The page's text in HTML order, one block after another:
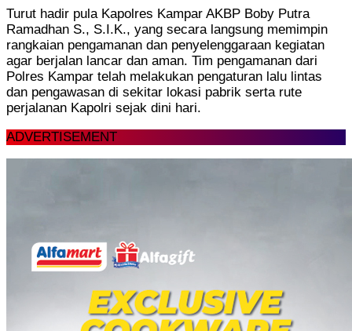
Turut hadir pula Kapolres Kampar AKBP Boby Putra
Ramadhan S., S.I.K., yang secara langsung memimpin
rangkaian pengamanan dan penyelenggaraan kegiatan
agar berjalan lancar dan aman. Tim pengamanan dari
Polres Kampar telah melakukan pengaturan lalu lintas
dan pengawasan di sekitar lokasi pabrik serta rute
perjalanan Kapolri sejak dini hari.
ADVERTISEMENT